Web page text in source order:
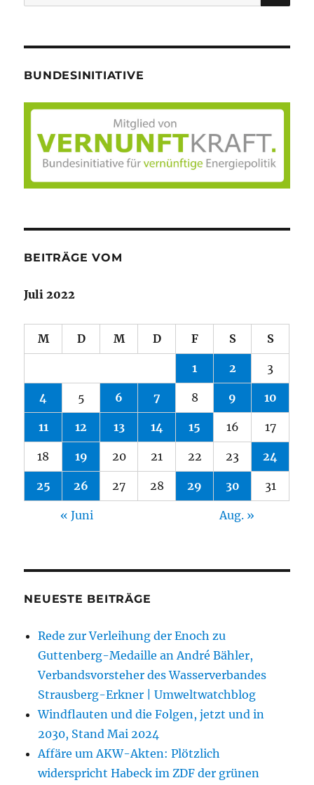
nach:
BUNDESINITIATIVE
BEITRÄGE VOM
Juli 2022
M D M D F S S
1 2 3
4 5 6 7 8 9 10
11 12 13 14 15 16 17
18 19 20 21 22 23 24
25 26 27 28 29 30 31
« Juni Aug. »
NEUESTE BEITRÄGE
Rede zur Verleihung der Enoch zu
Guttenberg-Medaille an André Bähler,
Verbandsvorsteher des Wasserverbandes
Strausberg-Erkner | Umweltwatchblog
Windflauten und die Folgen, jetzt und in
2030, Stand Mai 2024
Affäre um AKW-Akten: Plötzlich
widerspricht Habeck im ZDF der grünen